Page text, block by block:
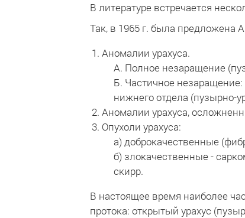
В литературе встречается
Так, в 1965 г. была предложена
Аномалии урахуса.
А. Полное незаращение
Б. Частичное
нижнего отдела (пузырно-
Аномалии урахуса,
Опухоли урахуса:
а) доброкачественные
б) злокачественные -
скирр.
В настоящее время наиболее
протока: открытый урахус